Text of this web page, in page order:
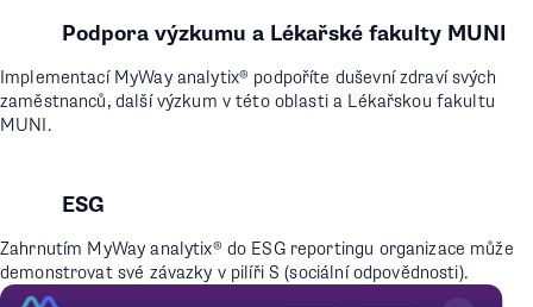
Podpora výzkumu a Lékařské fakulty MUNI
Implementací MyWay analytix® podpoříte duševní zdraví svých
zaměstnanců, další výzkum v této oblasti a Lékařskou fakultu
MUNI.
ESG
Zahrnutím MyWay analytix® do ESG reportingu organizace může
demonstrovat své závazky v pilíři S (sociální odpovědnosti).